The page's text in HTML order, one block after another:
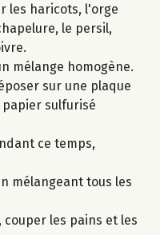
les haricots, l'orge
le persil,
mélange homogène.
sur une plaque
sulfurisé
ce temps,
mélangeant tous les
couper les pains et les